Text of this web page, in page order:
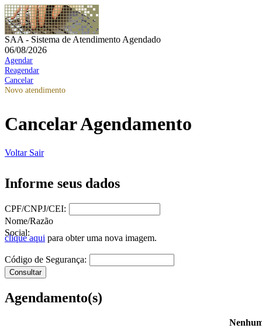
SAA - Sistema de Atendimento Agendado
06/08/2026
Agendar
Reagendar
Cancelar
Novo atendimento
Cancelar Agendamento
Voltar Sair
Informe seus dados
CPF/CNPJ/CEI:
Nome/Razão
Social:
clique aqui para obter uma nova imagem.
Código de Segurança:
Agendamento(s)